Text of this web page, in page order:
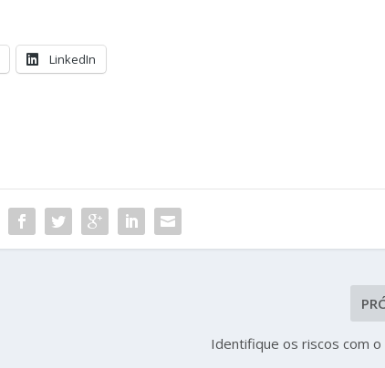
LinkedIn
Identifique os riscos com o